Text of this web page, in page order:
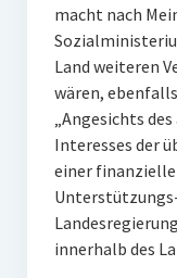
macht nach
Land weiteren
wären,
„Angesichts
Interesses der
einer
innerhalb des